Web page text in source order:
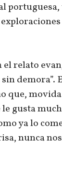
el relato
demora”.
que,
gusta
ya lo
nunca